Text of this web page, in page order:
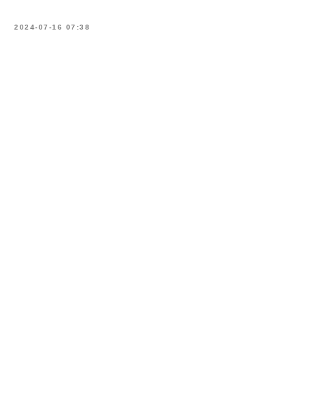
2024-07-16 07:38